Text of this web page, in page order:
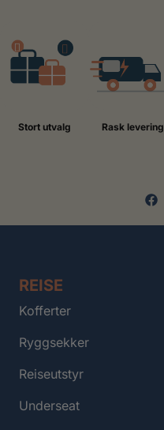
Stort utvalg Rask levering
REISE
Kofferter
Ryggsekker
Reiseutstyr
Underseat